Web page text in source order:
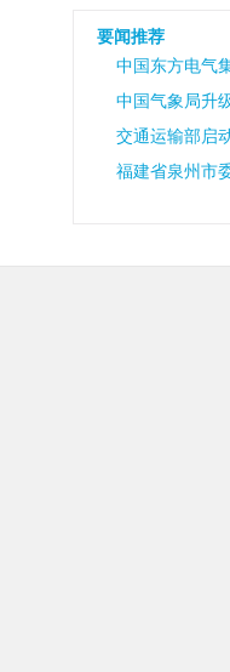
要闻推荐
中国东方电气
中国气象局升
交通运输部启
福建省泉州市